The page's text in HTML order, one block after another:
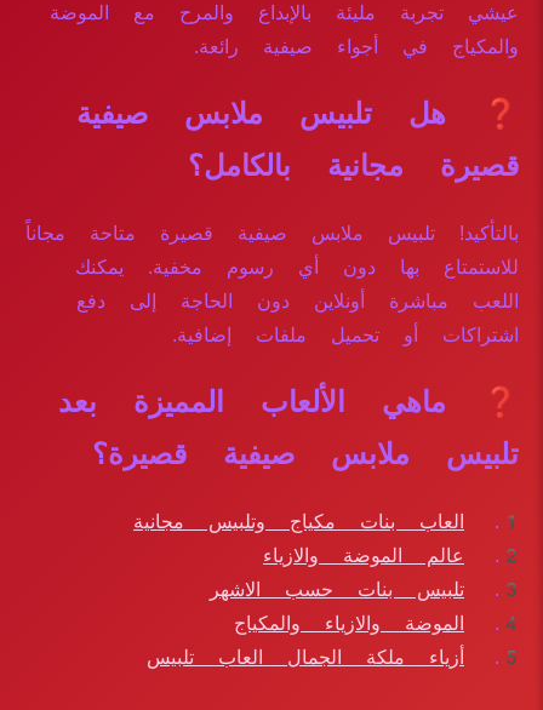
عيشي تجربة مليئة بالإبداع والمرح مع الموضة
والمكياج في أجواء صيفية رائعة.
❓ هل تلبيس ملابس صيفية
قصيرة مجانية بالكامل؟
بالتأكيد! تلبيس ملابس صيفية قصيرة متاحة مجاناً
للاستمتاع بها دون أي رسوم مخفية. يمكنك
اللعب مباشرة أونلاين دون الحاجة إلى دفع
اشتراكات أو تحميل ملفات إضافية.
❓ ماهي الألعاب المميزة بعد
تلبيس ملابس صيفية قصيرة؟
العاب بنات مكياج وتلبيس مجانية
عالم الموضة والازياء
تلبيس بنات حسب الاشهر
الموضة والازياء والمكياج
أزياء ملكة الجمال العاب تلبيس